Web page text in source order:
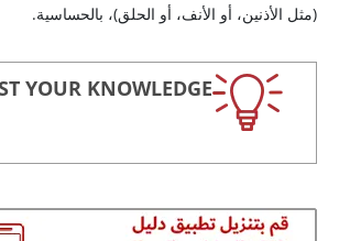
(مثل الأذنين، أو الأنف، أو الحلق)، بالحساسية.
YOUR KNOWLEDGE